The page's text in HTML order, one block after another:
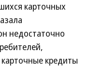
карточных
недостаточно
кредиты